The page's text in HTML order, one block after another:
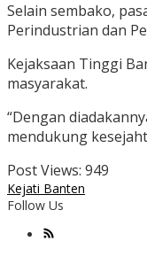
Selain sembako,
Perindustrian dan
Kejaksaan Tinggi
masyarakat.
“Dengan
mendukung
Post Views: 949
Kejati Banten
Follow Us